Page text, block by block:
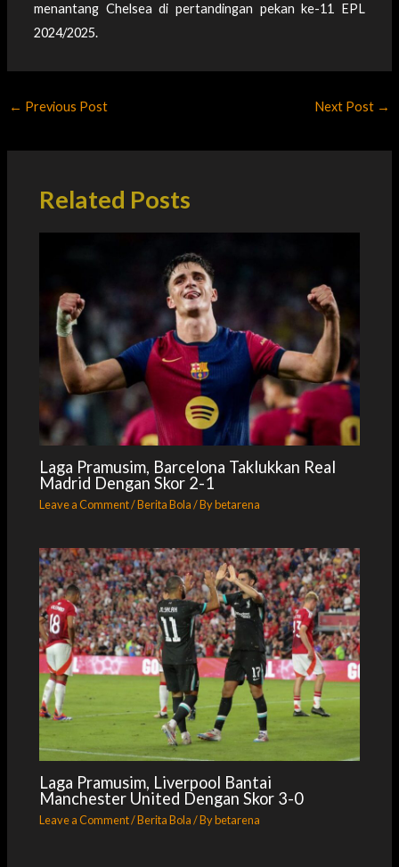
menantang Chelsea di pertandingan pekan ke-11 EPL
2024/2025.
← Previous Post Next Post →
Related Posts
Laga Pramusim, Barcelona Taklukkan Real
Madrid Dengan Skor 2-1
Leave a Comment/Berita Bola/ Bybetarena
Laga Pramusim, Liverpool Bantai
Manchester United Dengan Skor 3-0
Leave a Comment/Berita Bola/ Bybetarena